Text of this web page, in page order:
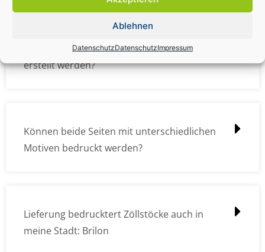
Ablehnen
DatenschutzDatenschutzImpressum
Wie müssen die Druckdateien angelegt /
erstellt werden?
Können beide Seiten mit unterschiedlichen
Motiven bedruckt werden?
Lieferung bedrucktert Zöllstöcke auch in
meine Stadt: Brilon